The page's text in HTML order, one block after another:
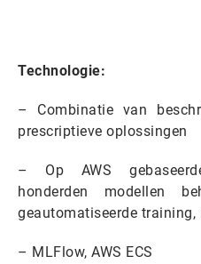
Technologie:
– Combinatie van
prescriptieve oplossingen
– Op AWS
honderden modellen
geautomatiseerde
– MLFlow, AWS ECS